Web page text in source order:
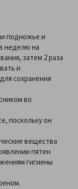
подножье и
неделю на
затем 2 раза
и
сохранения
во
поскольку он
вещества
пятен
гигиены